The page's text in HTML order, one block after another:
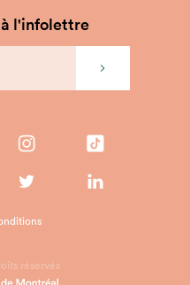
l'infolettre
réservés